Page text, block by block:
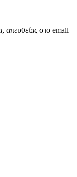
απευθείας στο email